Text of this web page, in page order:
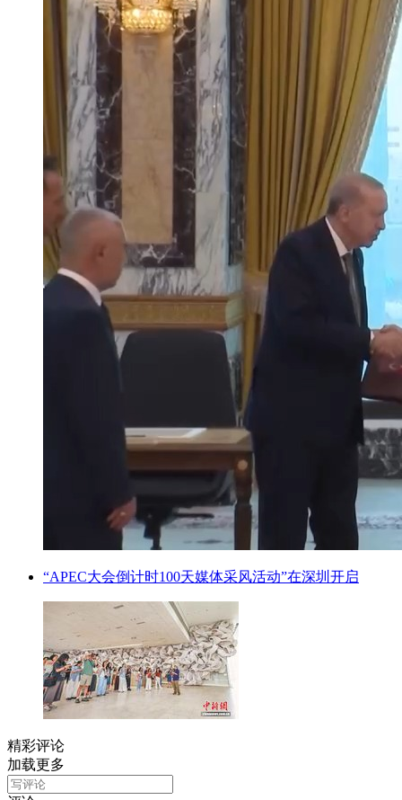
“APEC大会倒计时100天媒体采风活动”在深圳开启
精彩评论
加载更多